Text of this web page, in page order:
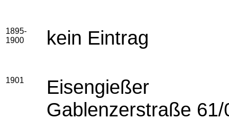
1895-
1900
kein Eintrag
1901
Gablenzerstraße 61/